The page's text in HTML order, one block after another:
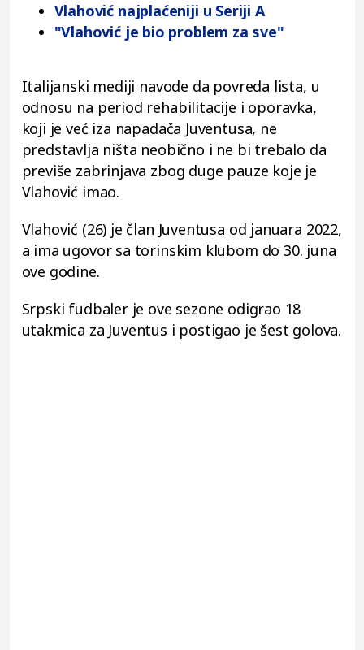
Vlahović najplaćeniji u Seriji A
"Vlahović je bio problem za sve"
Italijanski mediji navode da povreda lista, u
odnosu na period rehabilitacije i oporavka,
koji je već iza napadača Juventusa, ne
predstavlja ništa neobično i ne bi trebalo da
previše zabrinjava zbog duge pauze koje je
Vlahović imao.
Vlahović (26) je član Juventusa od januara 2022,
a ima ugovor sa torinskim klubom do 30. juna
ove godine.
Srpski fudbaler je ove sezone odigrao 18
utakmica za Juventus i postigao je šest golova.